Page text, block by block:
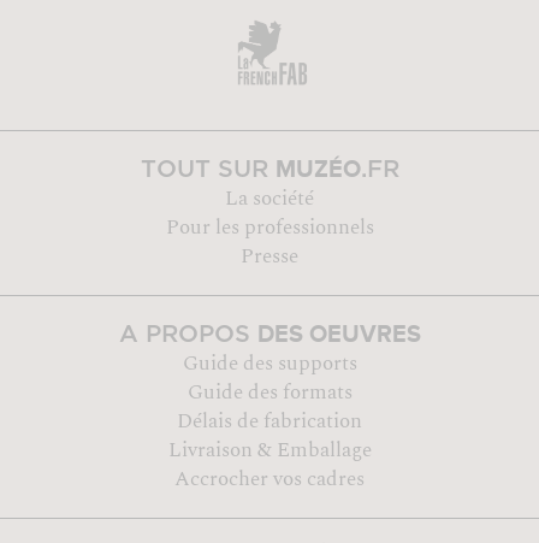
TOUT SUR MUZÉO.FR
La société
Pour les professionnels
Presse
A PROPOS DES OEUVRES
Guide des supports
Guide des formats
Délais de fabrication
Livraison & Emballage
Accrocher vos cadres